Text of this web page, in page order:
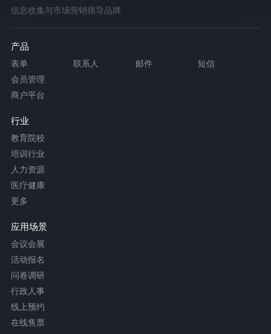
信息收集与市场营销领导品牌
产品
表单 联系人 邮件
短信
会员管理
商户平台
行业
教育院校
培训行业
人力资源
医疗健康
更多
应用场景
会议会展
活动报名
问卷调研
行政人事
线上预约
在线售票